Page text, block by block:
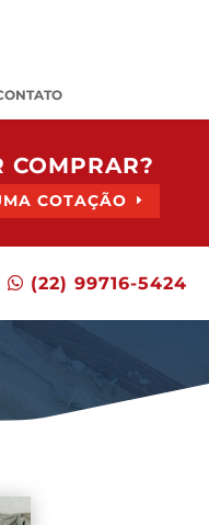
COMPRAR?
COTAÇÃO
(22) 99716-5424